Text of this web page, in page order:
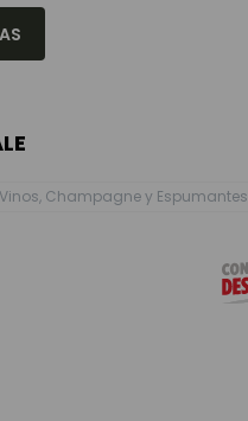
Vinos, Champagne y Espumantes